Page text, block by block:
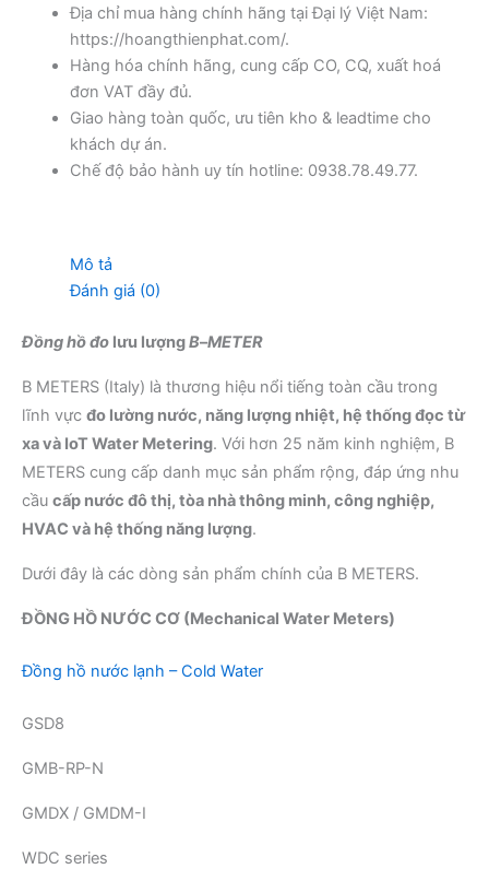
Địa chỉ mua hàng chính hãng tại Đại lý Việt Nam:
https://hoangthienphat.com/.
Hàng hóa chính hãng, cung cấp CO, CQ, xuất hoá
đơn VAT đầy đủ.
Giao hàng toàn quốc, ưu tiên kho & leadtime cho
khách dự án.
Chế độ bảo hành uy tín hotline: 0938.78.49.77.
Mô tả
Đánh giá (0)
Đồng hồ đo lưu lượngB–METER
B METERS (Italy) là thương hiệu nổi tiếng toàn cầu trong
lĩnh vực đo lường nước, năng lượng nhiệt, hệ thống đọc từ
xa và IoT Water Metering. Với hơn 25 năm kinh nghiệm, B
METERS cung cấp danh mục sản phẩm rộng, đáp ứng nhu
cầu cấp nước đô thị, tòa nhà thông minh, công nghiệp,
HVAC và hệ thống năng lượng.
Dưới đây là các dòng sản phẩm chính của B METERS.
ĐỒNG HỒ NƯỚC CƠ (Mechanical Water Meters)
Đồng hồ nước lạnh – Cold Water
GSD8
GMB-RP-N
GMDX / GMDM-I
WDC series